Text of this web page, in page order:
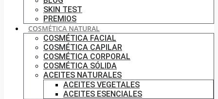
SKIN TEST
PREMIOS
COSMÉTICA NATURAL
COSMÉTICA FACIAL
COSMÉTICA CAPILAR
COSMÉTICA CORPORAL
COSMÉTICA SÓLIDA
ACEITES NATURALES
ACEITES VEGETALES
ACEITES ESENCIALES